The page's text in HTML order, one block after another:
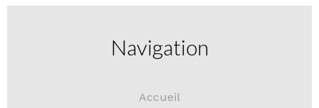
Navigation
Accueil